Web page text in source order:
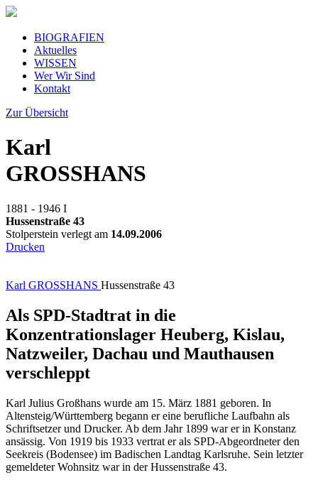
BIOGRAFIEN
Aktuelles
WISSEN
Wer Wir Sind
Kontakt
Zur Übersicht
Karl
GROSSHANS
1881 - 1946 I
Hussenstraße 43
Stolperstein verlegt am 14.09.2006
Drucken
Karl GROSSHANS Hussenstraße 43
Als SPD-Stadtrat in die
Konzentrationslager Heuberg, Kislau,
Natzweiler, Dachau und Mauthausen
verschleppt
Karl Julius Großhans wurde am 15. März 1881 geboren. In
Altensteig/Württemberg begann er eine berufliche Laufbahn als
Schriftsetzer und Drucker. Ab dem Jahr 1899 war er in Konstanz
ansässig. Von 1919 bis 1933 vertrat er als SPD-Abgeordneter den
Seekreis (Bodensee) im Badischen Landtag Karlsruhe. Sein letzter
gemeldeter Wohnsitz war in der Hussenstraße 43.